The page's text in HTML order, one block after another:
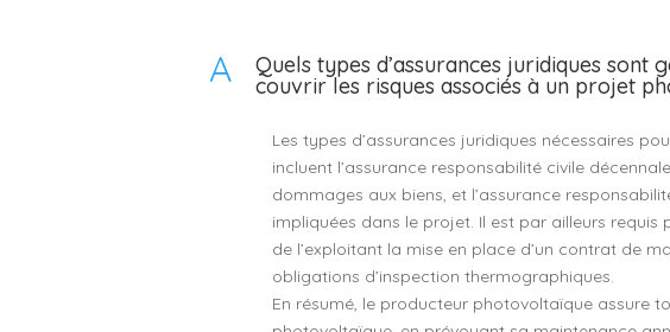
A Quels types d’assurances juridiques sont
couvrir les risques associés à un projet
Les types d’assurances juridiques nécessaires
incluent l’assurance responsabilité civile
dommages aux biens, et l’assurance
impliquées dans le projet. Il est par ailleurs
de l’exploitant la mise en place d’un contrat de
obligations d’inspection thermographiques.
En résumé, le producteur photovoltaïque assure